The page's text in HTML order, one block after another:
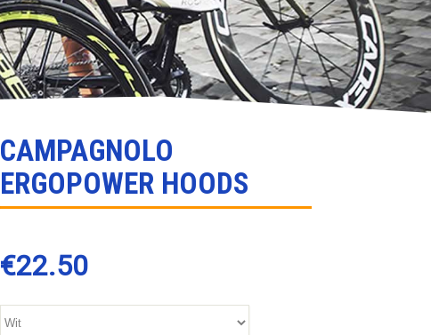
CAMPAGNOLO
ERGOPOWER HOODS
€22.50